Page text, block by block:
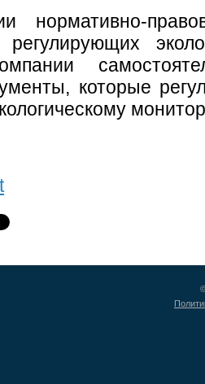
нормативно-
которые